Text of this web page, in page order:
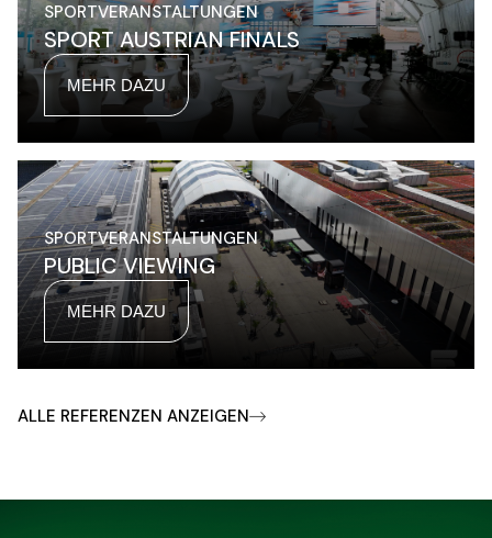
SPORTVERANSTALTUNGEN
SPORT AUSTRIAN FINALS
MEHR DAZU
SPORTVERANSTALTUNGEN
PUBLIC VIEWING
MEHR DAZU
ALLE REFERENZEN ANZEIGEN